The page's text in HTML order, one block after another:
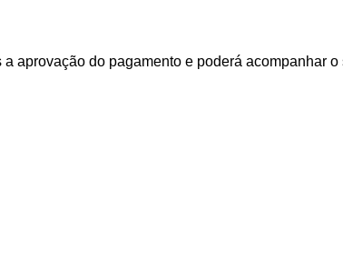
aprovação do pagamento e poderá acompanhar o